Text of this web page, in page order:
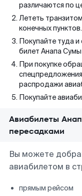
различаются по
Лететь
конечных пунктов.
Покупайте туда
билет Анапа
При покупке
распродажи
Покупайте
Авиабилеты
пересадками
Вы можете
авиабилетом в
прямым рейсом